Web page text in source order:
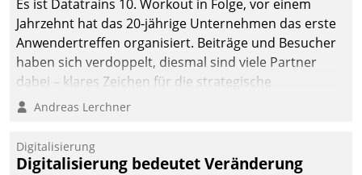
Es ist Datatrains 10. Workout in Folge, vor einem
Jahrzehnt hat das 20-jährige Unternehmen das erste
Anwendertreffen organisiert. Beiträge und Besucher
haben sich verdoppelt, diesmal sind viele Partner
dabei – klares Zeichen für die strategische
Fokussierung auf den Kunden.
Andreas Lerchner
Digitalisierung
Digitalisierung bedeutet Veränderung